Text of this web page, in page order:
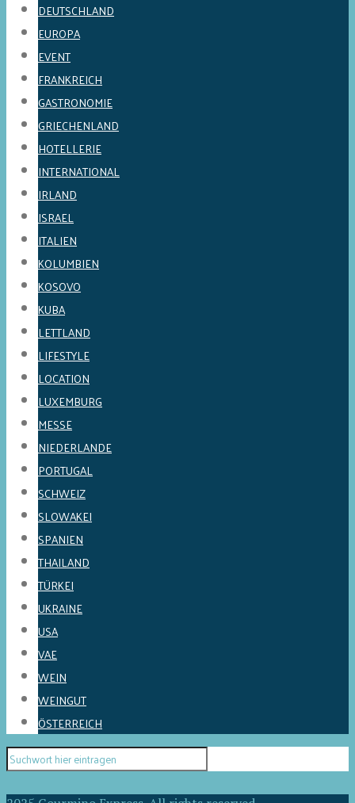
DEUTSCHLAND
EUROPA
EVENT
FRANKREICH
GASTRONOMIE
GRIECHENLAND
HOTELLERIE
INTERNATIONAL
IRLAND
ISRAEL
ITALIEN
KOLUMBIEN
KOSOVO
KUBA
LETTLAND
LIFESTYLE
LOCATION
LUXEMBURG
MESSE
NIEDERLANDE
PORTUGAL
SCHWEIZ
SLOWAKEI
SPANIEN
THAILAND
TÜRKEI
UKRAINE
USA
VAE
WEIN
WEINGUT
ÖSTERREICH